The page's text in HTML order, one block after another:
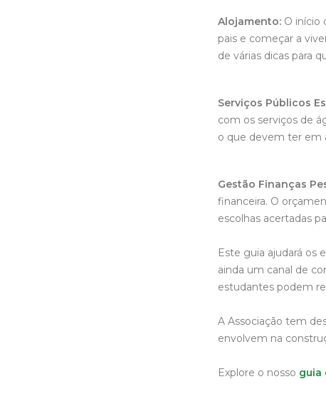
Alojamento: O início
pais e começar a
de várias dicas para
Serviços Públicos
com os serviços de
o que devem ter em
Gestão Finanças
financeira. O
escolhas acertadas
Este guia ajudará os
ainda um canal de
estudantes podem
A Associação tem
envolvem na
Explore o nosso guia